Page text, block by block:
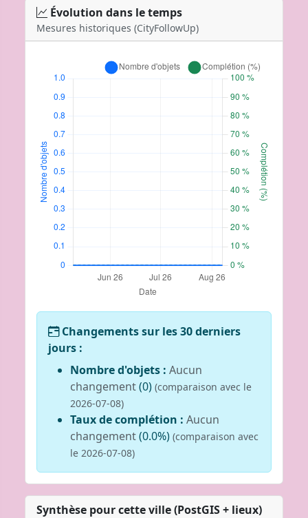
Évolution dans le temps
Mesures historiques (CityFollowUp)
Changements sur les 30 derniers
jours :
Nombre d'objets : Aucun
changement(0) (comparaison avec le
2026-07-08)
Taux de complétion : Aucun
changement(0.0%) (comparaison avec
le 2026-07-08)
Synthèse pour cette ville (PostGIS + lieux)